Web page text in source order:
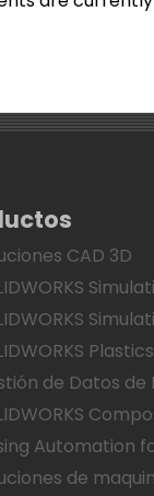
CAD 3D
Plastics
de Datos de
Automation
de